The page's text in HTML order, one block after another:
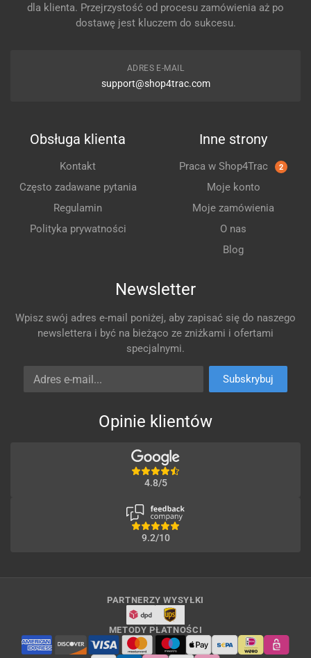
dla klienta. Przejrzystość od procesu zamówienia aż po
dostawę jest kluczem do sukcesu.
ADRES E-MAIL
support@shop4trac.com
Obsługa klienta
Kontakt
Często zadawane pytania
Regulamin
Polityka prywatności
Inne strony
Praca w Shop4Trac 2
Moje konto
Moje zamówienia
O nas
Blog
Newsletter
Wpisz swój adres e-mail poniżej, aby zapisać się do naszego
newslettera i być na bieżąco ze zniżkami i ofertami
specjalnymi.
Adres e-mail
Subskrybuj
Opinie klientów
4.8/5
9.2/10
PARTNERZY WYSYŁKI
METODY PŁATNOŚCI